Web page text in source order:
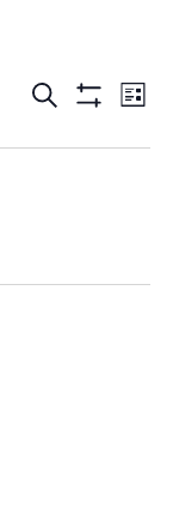
búsqueda
Eventos
Buscar
de
Lista